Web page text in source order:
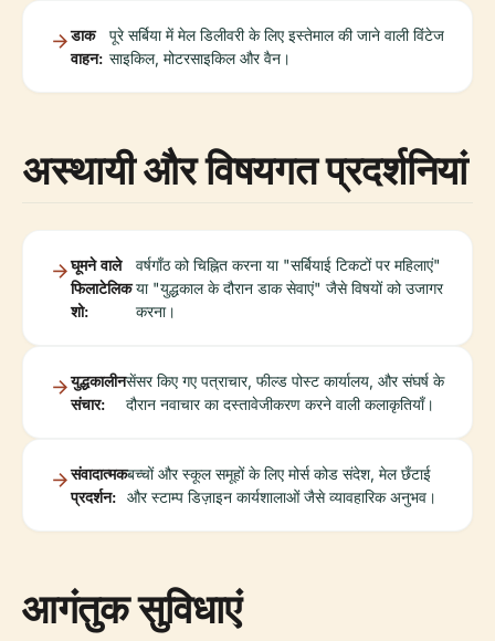
डाक
वाहन:
पूरे सर्बिया में मेल डिलीवरी के लिए इस्तेमाल की जाने वाली विंटेज
साइकिल, मोटरसाइकिल और वैन।
अस्थायी और विषयगत प्रदर्शनियां
घूमने वाले
फिलाटेलिक
शो:
वर्षगाँठ को चिह्नित करना या "सर्बियाई टिकटों पर महिलाएं"
या "युद्धकाल के दौरान डाक सेवाएं" जैसे विषयों को उजागर
करना।
युद्धकालीन
संचार:
सेंसर किए गए पत्राचार, फील्ड पोस्ट कार्यालय, और संघर्ष के
दौरान नवाचार का दस्तावेजीकरण करने वाली कलाकृतियाँ।
संवादात्मक
प्रदर्शन:
बच्चों और स्कूल समूहों के लिए मोर्स कोड संदेश, मेल छँटाई
और स्टाम्प डिज़ाइन कार्यशालाओं जैसे व्यावहारिक अनुभव।
आगंतुक सुविधाएं